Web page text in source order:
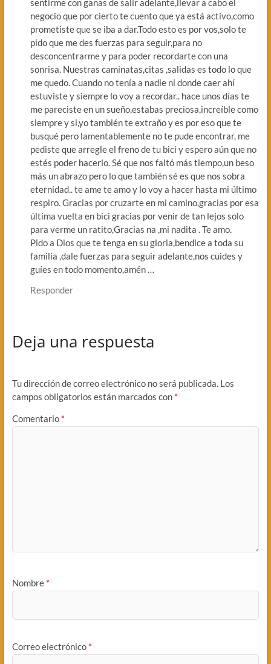
sentirme con ganas de salir adelante,llevar a cabo el
negocio que por cierto te cuento que ya está activo,como
prometiste que se iba a dar.Todo esto es por vos,solo te
pido que me des fuerzas para seguir,para no
desconcentrarme y para poder recordarte con una
sonrisa. Nuestras caminatas,citas ,salidas es todo lo que
me quedo. Cuando no tenía a nadie ni donde caer ahí
estuviste y siempre lo voy a recordar.. hace unos días te
me pareciste en un sueño,estabas preciosa,increíble como
siempre y si,yo también te extraño y es por eso que te
busqué pero lamentablemente no te pude encontrar, me
pediste que arregle el freno de tu bici y espero aún que no
estés poder hacerlo. Sé que nos faltó más tiempo,un beso
más un abrazo pero lo que también sé es que nos sobra
eternidad.. te ame te amo y lo voy a hacer hasta mi último
respiro. Gracias por cruzarte en mi camino,gracias por esa
última vuelta en bici gracias por venir de tan lejos solo
para verme un ratito,Gracias na ,mi nadita . Te amo.
Pido a Dios que te tenga en su gloria,bendice a toda su
familia ,dale fuerzas para seguir adelante,nos cuides y
guíes en todo momento,amén …
Responder
Deja una respuesta
Tu dirección de correo electrónico no será publicada. Los
campos obligatorios están marcados con *
Comentario *
Nombre *
Correo electrónico *